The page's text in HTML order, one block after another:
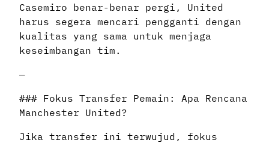
Casemiro benar-benar pergi, United
harus segera mencari pengganti dengan
kualitas yang sama untuk menjaga
keseimbangan tim.
—
### Fokus Transfer Pemain: Apa Rencana
Manchester United?
Jika transfer ini terwujud, fokus